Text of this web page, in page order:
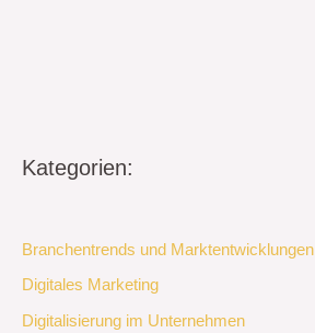
Kategorien:
Branchentrends und Marktentwicklungen
Digitales Marketing
Digitalisierung im Unternehmen